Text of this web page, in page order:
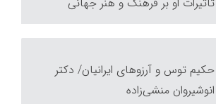
حکیم توس و آرزوهای ایرانیان/ دکتر
انوشیروان منشی‌زاده